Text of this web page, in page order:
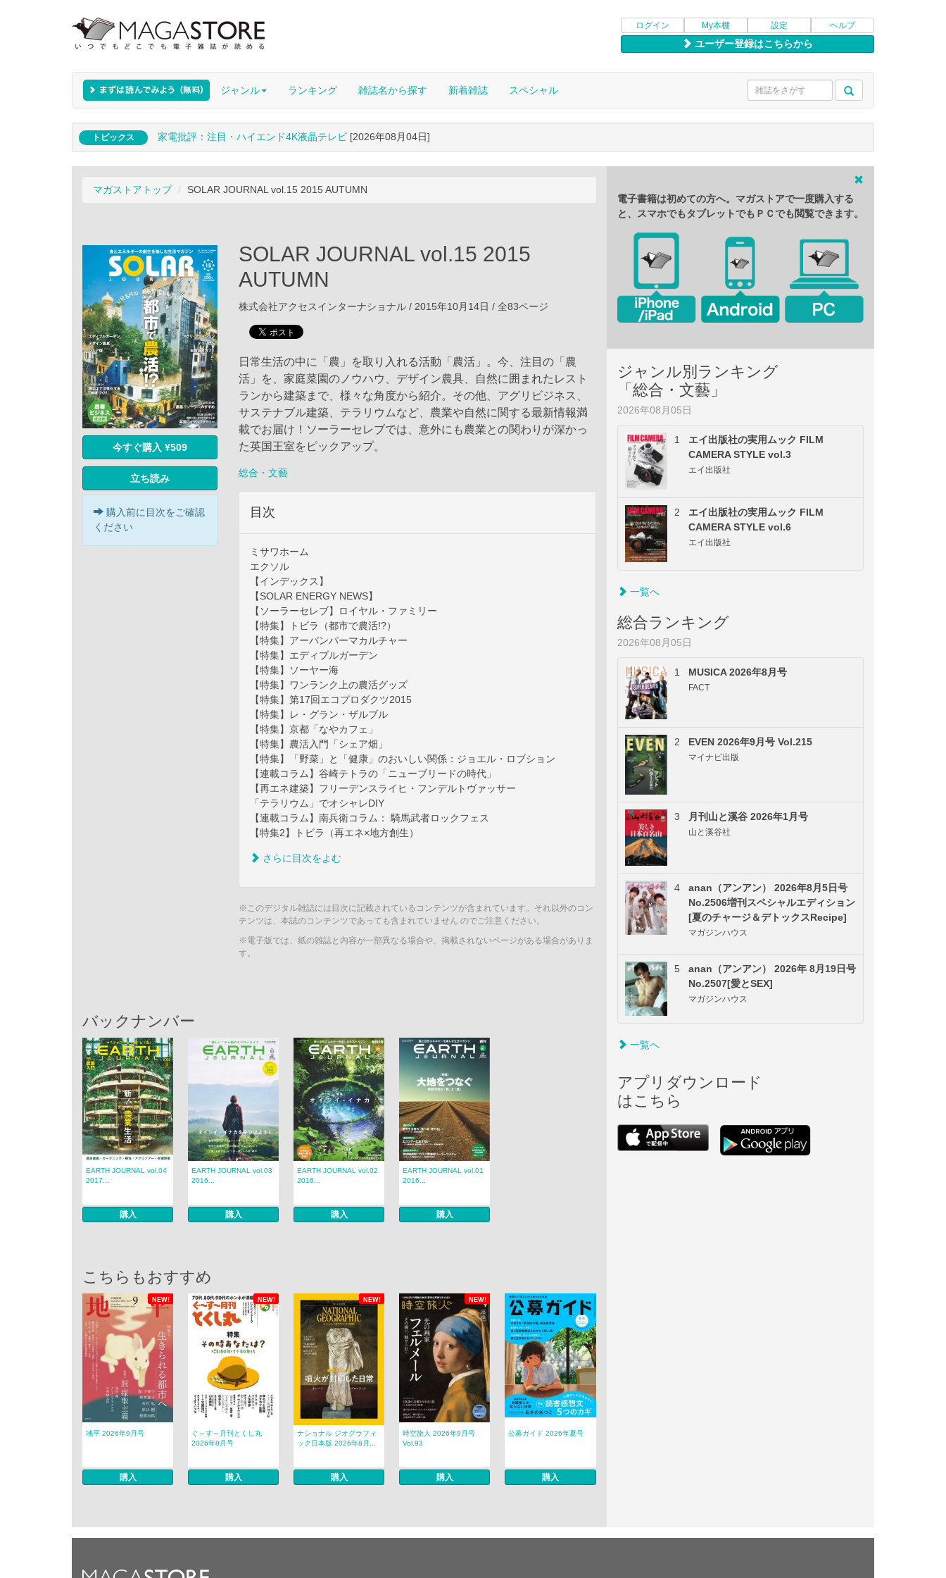
ログイン My本棚 設定 ヘルプ
ユーザー登録はこちらから
ジャンル ランキング 雑誌名から探す 新着雑誌 スペシャル
トピックス 家電批評：注目・ハイエンド4K液晶テレビ [2026年08月04日]
マガストアトップ SOLAR JOURNAL vol.15 2015 AUTUMN
今すぐ購入 ¥509
立ち読み
購入前に目次をご確認
ください
SOLAR JOURNAL vol.15 2015
AUTUMN
株式会社アクセスインターナショナル / 2015年10月14日 / 全83ページ
日常生活の中に「農」を取り入れる活動「農活」。今、注目の「農
活」を、家庭菜園のノウハウ、デザイン農具、自然に囲まれたレスト
ランから建築まで、様々な角度から紹介。その他、アグリビジネス、
サステナブル建築、テラリウムなど、農業や自然に関する最新情報満
載でお届け！ソーラーセレブでは、意外にも農業との関わりが深かっ
た英国王室をピックアップ。
総合・文藝
目次
ミサワホーム
エクソル
【インデックス】
【SOLAR ENERGY NEWS】
【ソーラーセレブ】ロイヤル・ファミリー
【特集】トビラ（都市で農活!?）
【特集】アーバンパーマカルチャー
【特集】エディブルガーデン
【特集】ソーヤー海
【特集】ワンランク上の農活グッズ
【特集】第17回エコプロダクツ2015
【特集】レ・グラン・ザルブル
【特集】京都「なやカフェ」
【特集】農活入門「シェア畑」
【特集】「野菜」と「健康」のおいしい関係：ジョエル・ロブション
【連載コラム】谷崎テトラの「ニューブリードの時代」
【再エネ建築】フリーデンスライヒ・フンデルトヴァッサー
「テラリウム」でオシャレDIY
【連載コラム】南兵衛コラム： 騎馬武者ロックフェス
【特集2】トビラ（再エネ×地方創生）
さらに目次をよむ
※このデジタル雑誌には目次に記載されているコンテンツが含まれています。それ以外のコン
テンツは、本誌のコンテンツであっても含まれていません のでご注意ください。
※電子版では、紙の雑誌と内容が一部異なる場合や、掲載されないページがある場合がありま
す。
バックナンバー
EARTH JOURNAL vol.04
2017...
購入
EARTH JOURNAL vol.03
2016...
購入
EARTH JOURNAL vol.02
2016...
購入
EARTH JOURNAL vol.01
2016...
購入
こちらもおすすめ
NEW! NEW! NEW! NEW!
地平 2026年9月号
購入
ぐ～す～月刊とくし丸
2026年8月号
購入
ナショナル ジオグラフィ
ック日本版 2026年8月...
購入
時空旅人 2026年9月号
Vol.93
購入
公募ガイド 2026年夏号
購入
電子書籍は初めての方へ。マガストアで一度購入する
と、スマホでもタブレットでもＰＣでも閲覧できます。
ジャンル別ランキング
「総合・文藝」
2026年08月05日
1
エイ出版社の実用ムック FILM
CAMERA STYLE vol.3
エイ出版社
2
エイ出版社の実用ムック FILM
CAMERA STYLE vol.6
エイ出版社
一覧へ
総合ランキング
2026年08月05日
1 MUSICA 2026年8月号
FACT
2 EVEN 2026年9月号 Vol.215
マイナビ出版
3 月刊山と溪谷 2026年1月号
山と溪谷社
4
anan（アンアン） 2026年8月5日号
No.2506増刊スペシャルエディション
[夏のチャージ＆デトックスRecipe]
マガジンハウス
5
anan（アンアン） 2026年 8月19日号
No.2507[愛とSEX]
マガジンハウス
一覧へ
アプリダウンロード
はこちら